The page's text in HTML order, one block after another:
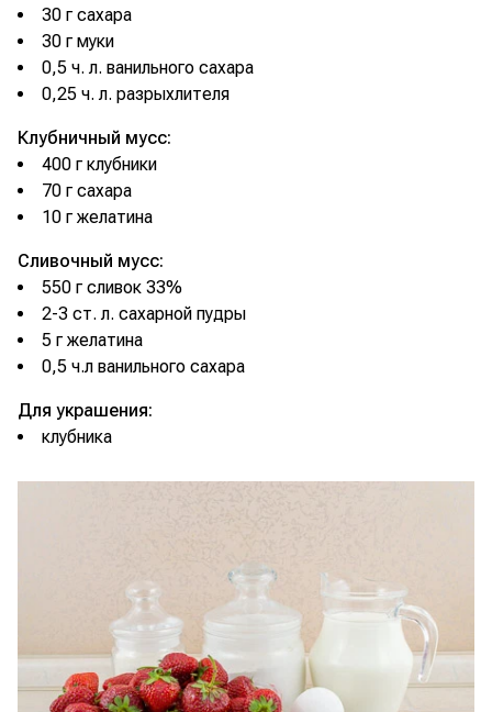
30 г сахара
30 г муки
0,5 ч. л. ванильного сахара
0,25 ч. л. разрыхлителя
Клубничный мусс:
400 г клубники
70 г сахара
10 г желатина
Сливочный мусс:
550 г сливок 33%
2-3 ст. л. сахарной пудры
5 г желатина
0,5 ч.л ванильного сахара
Для украшения:
клубника